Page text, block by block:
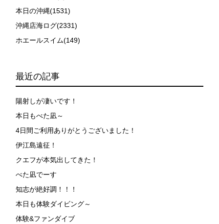
本日の沖縄(1531)
沖縄店海ログ(2331)
ホエールスイム(149)
最近の記事
陽射しが凄いです！
本日もべた凪～
4日間ご利用ありがとうございました！
伊江島遠征！
クエフが本気出してきた！
べた凪でーす
知志が絶好調！！！
本日も体験ダイビング～
体験&ファンダイブ
ません。そのため、多少の波やうねりがある中でスノー
のない方、また船酔いしやすい方は、ご自身で事前に十
分な対策をお願いいたします。
が本ツアーに参加できるレベルに達していないと判断し
た場合には、参加をお断りする場合があります。スキン
ダイビングの経験が浅い方については、条件付きでのご
ねますので、あらかじめご了承ください。これまでの経
験については当日ご申告いただきますので、ご不安のあ
る方は事前にご相談ください。
7.器材やスーツのレンタル
ルをご希望の方は、事前にお申し出ください。
承諾しました。